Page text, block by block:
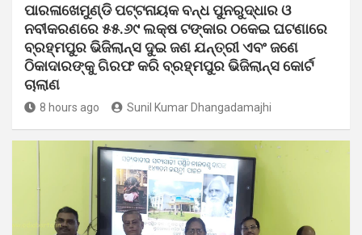
ପାରଳାଖେମୁଣ୍ଡି ପଟ୍ଟନାୟକ ବନ୍ଧ ପୁନରୁଦ୍ଧାର ଓ
ନବୀକରଣରେ ୫୫.୬୯ ଲକ୍ଷ ଟଙ୍କାର ଠକେଇ ଘଟଣାରେ
ବ୍ରହ୍ମପୁର ଭିଜିଲାନ୍ସ ଦୁଇ ଜଣ ଯନ୍ତ୍ରୀ ଏବଂ ଜଣେ
ଠିକାଦାରଙ୍କୁ ଗିରଫ କରି ବ୍ରହ୍ମପୁର ଭିଜିଲାନ୍ସ କୋର୍ଟ
ଚାଲାଣ
8 hours ago Sunil Kumar Dhangadamajhi